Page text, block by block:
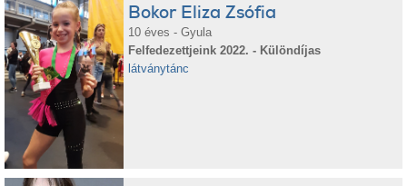
Bokor Eliza Zsófia
10 éves - Gyula
Felfedezettjeink 2022. - Különdíjas
látványtánc